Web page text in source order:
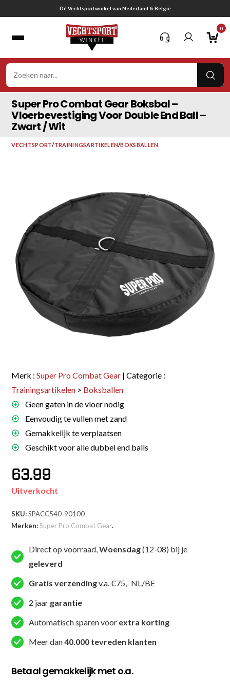
naar
Gratis verzending vanaf € 75,-
0
Super Pro Combat Gear Boksbal –
Vloerbevestiging Voor Double End Ball –
Zwart / Wit
VECHTSPORT/TRAININGSARTIKELEN/BOKSBALLEN
Merk :Super Pro Combat Gear | Categorie :
Trainingsartikelen > Boksballen
Geen gaten in de vloer nodig
Eenvoudig te vullen met zand
Gemakkelijk te verplaatsen
Geschikt voor alle dubbel end balls
63.99
Uitverkocht
SKU:SPACC540-90100
Merken:Super Pro Combat Gear.
Direct op voorraad,Woensdag(12-08) bij je
geleverd
Gratis verzendingv.a. €75,- NL/BE
2 jaar garantie
Automatisch sparen voor extra korting
Meer dan40.000 tevreden klanten
Betaal gemakkelijk met o.a.